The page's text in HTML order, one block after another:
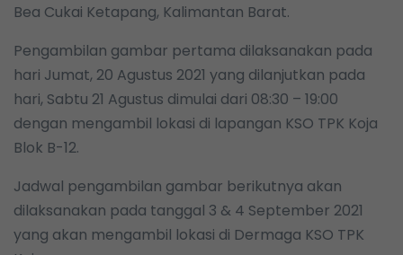
Bea Cukai Ketapang, Kalimantan Barat.
Pengambilan gambar pertama dilaksanakan pada
hari Jumat, 20 Agustus 2021 yang dilanjutkan pada
hari, Sabtu 21 Agustus dimulai dari 08:30 – 19:00
dengan mengambil lokasi di lapangan KSO TPK Koja
Blok B-12.
Jadwal pengambilan gambar berikutnya akan
dilaksanakan pada tanggal 3 & 4 September 2021
yang akan mengambil lokasi di Dermaga KSO TPK